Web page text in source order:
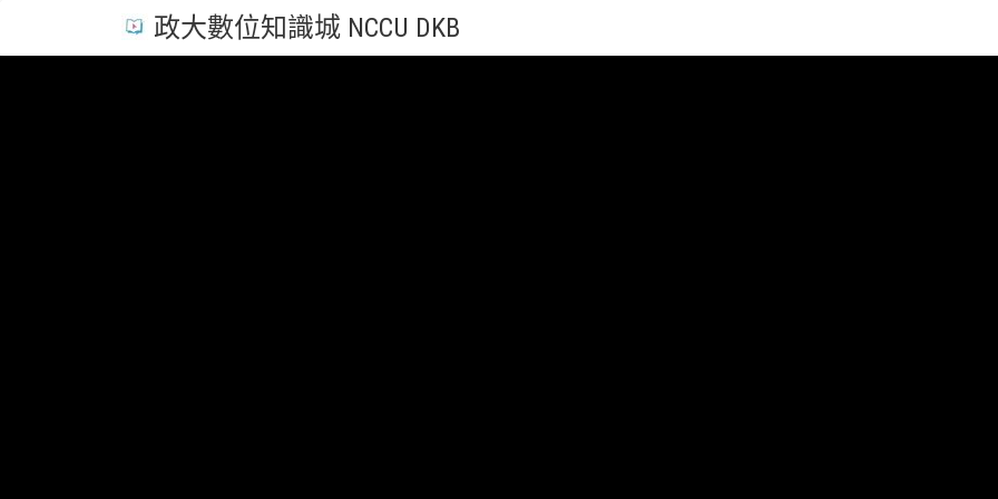
政大數位知識城 NCCU DKB